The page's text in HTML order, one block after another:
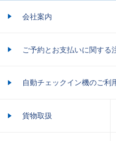
会社案内
ご予約とお支払いに関する
自動チェックイン機のご利
貨物取扱